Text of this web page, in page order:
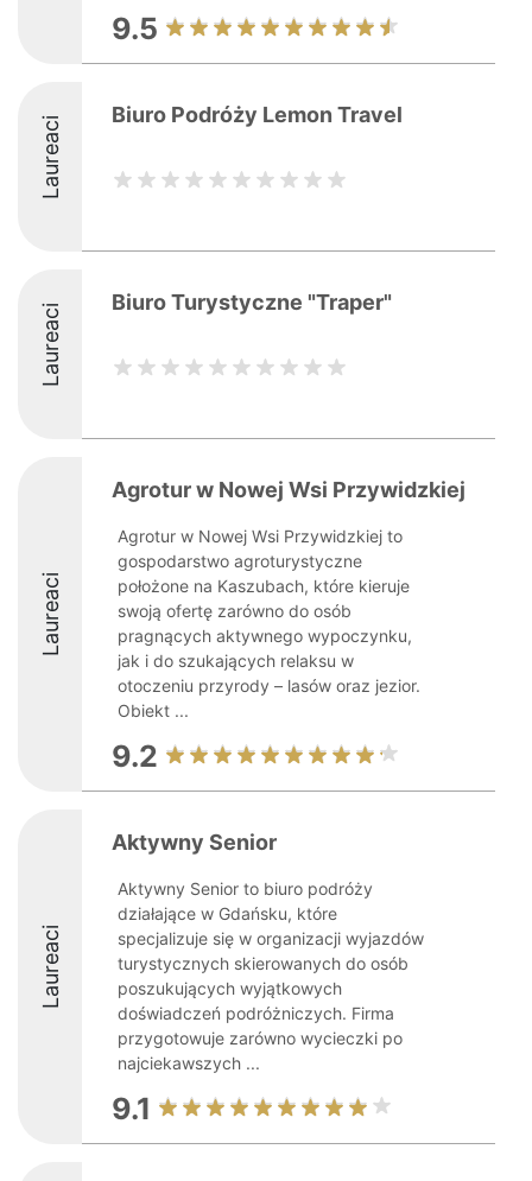
9.5
Laureaci Biuro Podróży Lemon Travel
Laureaci Biuro Turystyczne "Traper"
Laureaci
Agrotur w Nowej Wsi Przywidzkiej
Agrotur w Nowej Wsi Przywidzkiej to
gospodarstwo agroturystyczne
położone na Kaszubach, które kieruje
swoją ofertę zarówno do osób
pragnących aktywnego wypoczynku,
jak i do szukających relaksu w
otoczeniu przyrody – lasów oraz jezior.
Obiekt ...
9.2
Laureaci
Aktywny Senior
Aktywny Senior to biuro podróży
działające w Gdańsku, które
specjalizuje się w organizacji wyjazdów
turystycznych skierowanych do osób
poszukujących wyjątkowych
doświadczeń podróżniczych. Firma
przygotowuje zarówno wycieczki po
najciekawszych ...
9.1